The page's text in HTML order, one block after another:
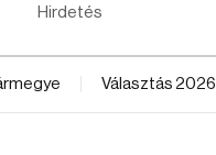
Hirdetés
Választás 2026